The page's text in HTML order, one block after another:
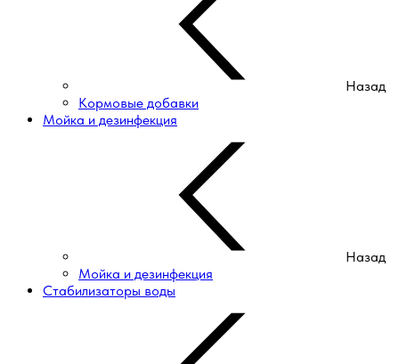
Назад
Кормовые добавки
Мойка и дезинфекция
Назад
Мойка и дезинфекция
Стабилизаторы воды